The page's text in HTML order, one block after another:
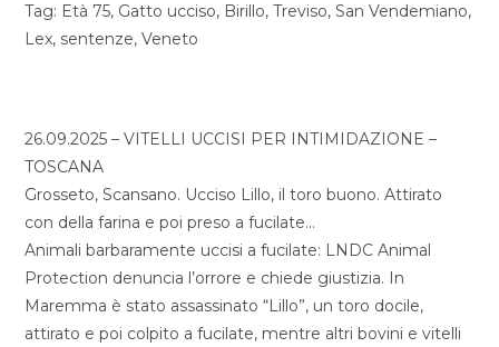
Tag: Età 75, Gatto ucciso, Birillo, Treviso, San Vendemiano,
Lex, sentenze, Veneto
26.09.2025 – VITELLI UCCISI PER INTIMIDAZIONE –
TOSCANA
Grosseto, Scansano. Ucciso Lillo, il toro buono. Attirato
con della farina e poi preso a fucilate…
Animali barbaramente uccisi a fucilate: LNDC Animal
Protection denuncia l’orrore e chiede giustizia. In
Maremma è stato assassinato “Lillo”, un toro docile,
attirato e poi colpito a fucilate, mentre altri bovini e vitelli